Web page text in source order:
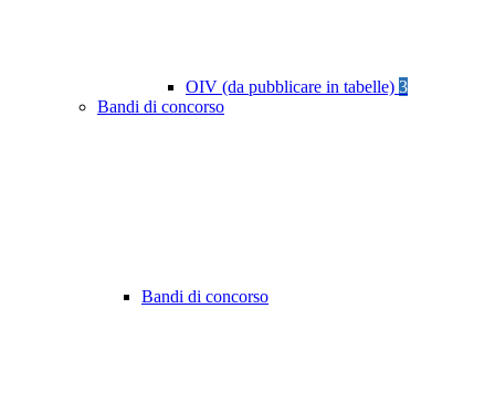
OIV (da pubblicare in tabelle) 3
Bandi di concorso
Bandi di concorso